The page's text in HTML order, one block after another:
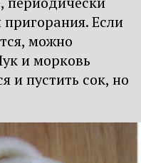
Если
можно
и морковь
и пустить сок, но